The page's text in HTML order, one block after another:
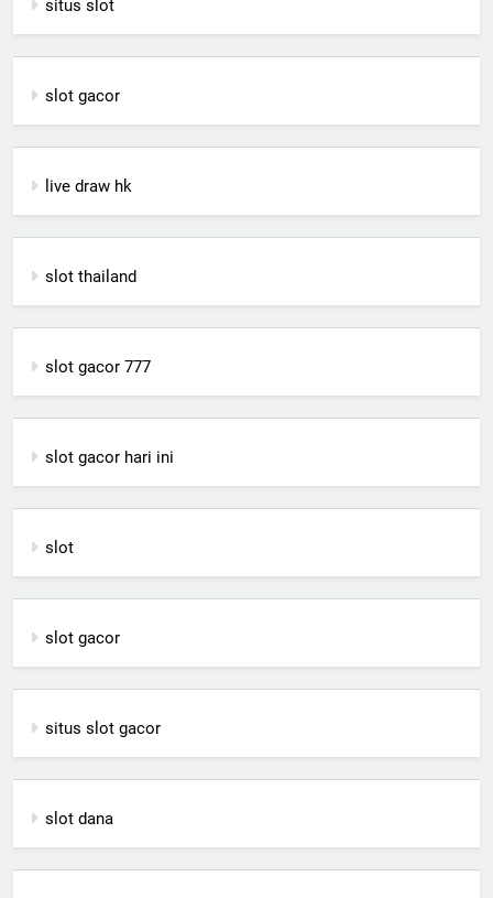
situs slot
slot gacor
live draw hk
slot thailand
slot gacor 777
slot gacor hari ini
slot
slot gacor
situs slot gacor
slot dana